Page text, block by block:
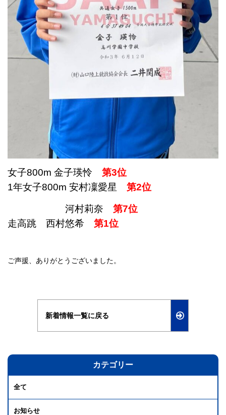
女子800m 金子瑛怜
第3位
1年女子800m 安村凜愛星 第2位
河村莉奈
第7位
走高跳 西村悠希 第1位
ご声援、ありがとうございました。
新着情報一覧に戻る
カテゴリー
全て
お知らせ